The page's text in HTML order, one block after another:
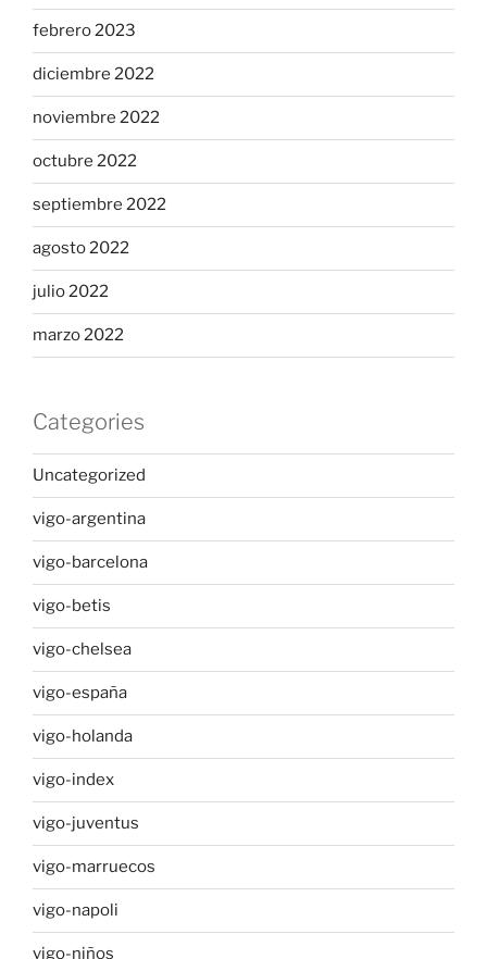
febrero 2023
diciembre 2022
noviembre 2022
octubre 2022
septiembre 2022
agosto 2022
julio 2022
marzo 2022
Categories
Uncategorized
vigo-argentina
vigo-barcelona
vigo-betis
vigo-chelsea
vigo-españa
vigo-holanda
vigo-index
vigo-juventus
vigo-marruecos
vigo-napoli
vigo-niños